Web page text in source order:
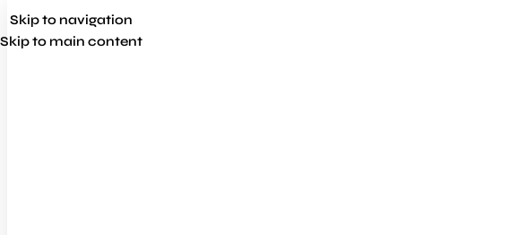
Skip to navigation
Skip to main content